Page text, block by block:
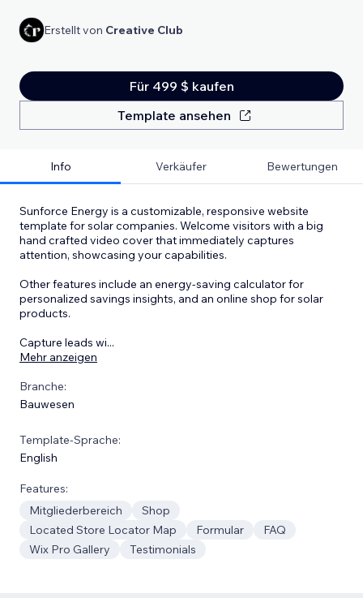
Erstellt von Creative Club
Für 499 $ kaufen
Template ansehen
Info Verkäufer Bewertungen
Sunforce Energy is a customizable, responsive website
template for solar companies. Welcome visitors with a big
hand crafted video cover that immediately captures
attention, showcasing your capabilities.
Other features include an energy-saving calculator for
personalized savings insights, and an online shop for solar
products.
Capture leads wi...
Mehr anzeigen
Branche:
Bauwesen
Template-Sprache:
English
Features:
Mitgliederbereich
Shop
Located Store Locator Map
Formular
FAQ
Wix Pro Gallery
Testimonials